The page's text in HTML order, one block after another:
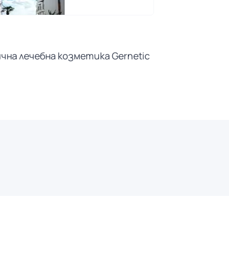
лечебна козметика Gernetic